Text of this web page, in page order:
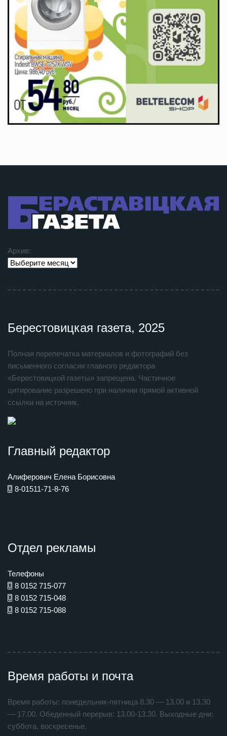
Архив:
Берестовицкая газета, 2025
Полная перепечатка материалов и фотографий без
письменного согласия главного редактора
«Берестовицкой газеты» запрещена. Частичное
цитирование разрешено при наличии прямой активной
ссылки на источник.
Главный редактор
Алиферович Елена Борисовна
8-01511-71-8-76
Отдел рекламы
Телефоны
8 0152 715-077
8 0152 715-048
8 0152 715-088
Время работы и почта
Время работы: понедельник-пятница 8.30 — 13.00 и 13.30
— 17.00. Обеденный перерыв: 13.00-13.30. Выходные дни:
суббота, воскресенье.